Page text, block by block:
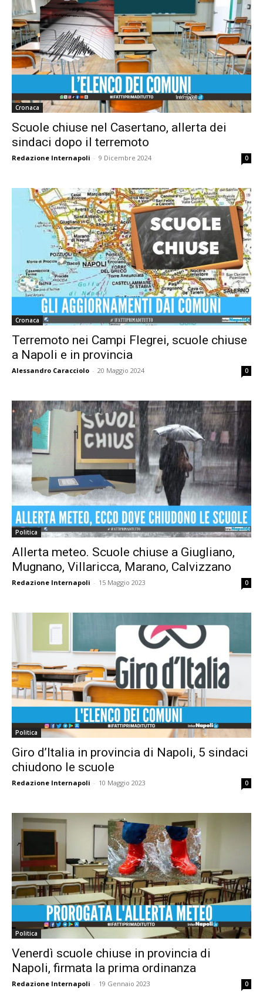
Cronaca
Scuole chiuse nel Casertano, allerta dei
sindaci dopo il terremoto
Redazione Internapoli - 9 Dicembre 2024 0
Cronaca
Terremoto nei Campi Flegrei, scuole chiuse
a Napoli e in provincia
Alessandro Caracciolo - 20 Maggio 2024 0
Politica
Allerta meteo. Scuole chiuse a Giugliano,
Mugnano, Villaricca, Marano, Calvizzano
Redazione Internapoli - 15 Maggio 2023 0
Politica
Giro d’Italia in provincia di Napoli, 5 sindaci
chiudono le scuole
Redazione Internapoli - 10 Maggio 2023 0
Politica
Venerdì scuole chiuse in provincia di
Napoli, firmata la prima ordinanza
Redazione Internapoli - 19 Gennaio 2023 0